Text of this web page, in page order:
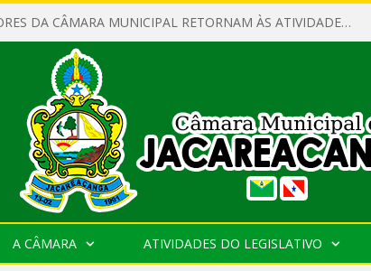
SERVIDORES DA CÂMARA MUNICIPAL RETORNAM ÀS ATIVIDADES APÓS O RECESSO PARLAMENTAR
A CÂMARA ATIVIDADES DO LEGISLATIVO